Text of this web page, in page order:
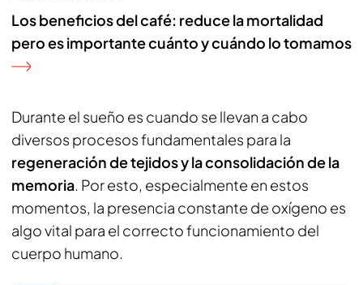
Los beneficios del café: reduce la mortalidad
pero es importante cuánto y cuándo lo tomamos
Durante el sueño es cuando se llevan a cabo
diversos procesos fundamentales para la
regeneración de tejidos y la consolidación de la
memoria. Por esto, especialmente en estos
momentos, la presencia constante de oxígeno es
algo vital para el correcto funcionamiento del
cuerpo humano.